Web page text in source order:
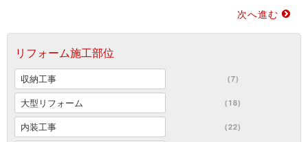
次へ進む
リフォーム施工部位
収納工事 (7)
大型リフォーム (18)
内装工事 (22)